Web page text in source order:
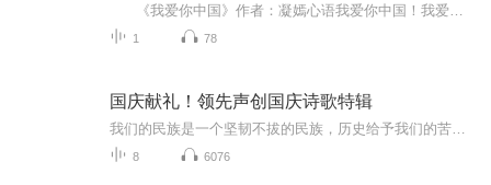
1 78
国庆献礼！领先声创国庆诗歌特辑
8 6076